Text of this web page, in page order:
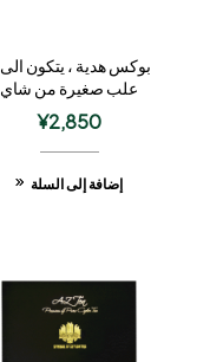
علب صغيرة من شاي
الحمضيات
¥2,850
إضافة إلى السلة